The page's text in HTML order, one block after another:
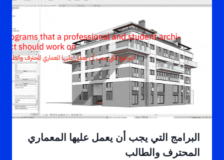
البرامج التي يجب أن يعمل عليها المعماري
المحترف والطالب